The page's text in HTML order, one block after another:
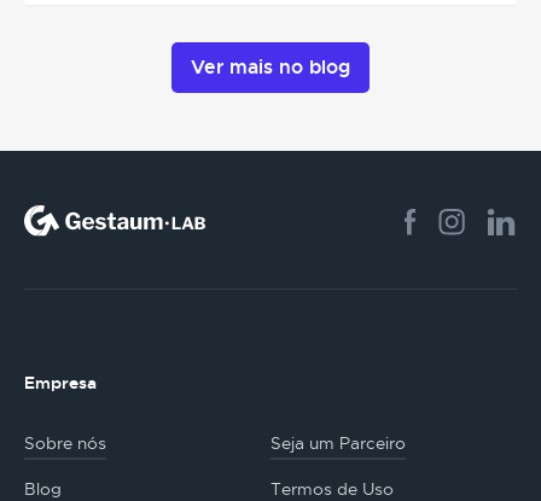
Ver mais no blog
Empresa
Sobre nós Seja um Parceiro
Blog Termos de Uso